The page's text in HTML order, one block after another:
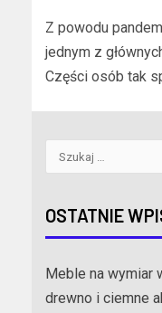
Z powodu
jednym z
Części osób tak
OSTATNIE
Meble na wymiar
drewno i ciemne